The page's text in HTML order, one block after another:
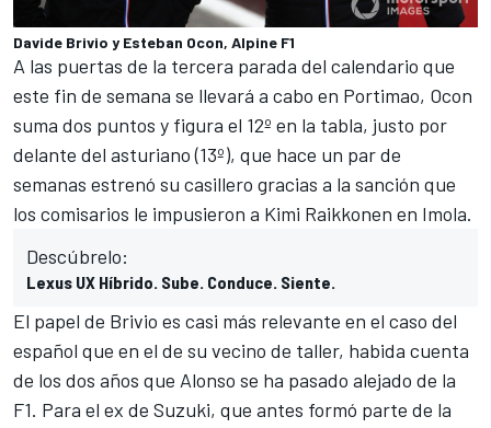
Davide Brivio y Esteban Ocon, Alpine F1
A las puertas de la tercera parada del calendario que
este fin de semana se llevará a cabo en Portimao, Ocon
suma dos puntos y figura el 12º en la tabla, justo por
delante del asturiano (13º), que hace un par de
semanas estrenó su casillero gracias a la sanción que
los comisarios le impusieron a Kimi Raikkonen en Imola.
Descúbrelo:
Lexus UX Híbrido. Sube. Conduce. Siente.
El papel de Brivio es casi más relevante en el caso del
español que en el de su vecino de taller, habida cuenta
de los dos años que Alonso se ha pasado alejado de la
F1. Para el ex de Suzuki, que antes formó parte de la